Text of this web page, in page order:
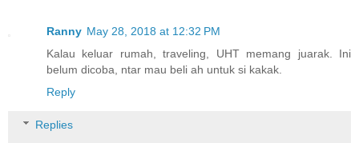
Ranny May 28, 2018 at 12:32 PM
Kalau keluar rumah, traveling, UHT memang juarak. Ini
belum dicoba, ntar mau beli ah untuk si kakak.
Reply
Replies